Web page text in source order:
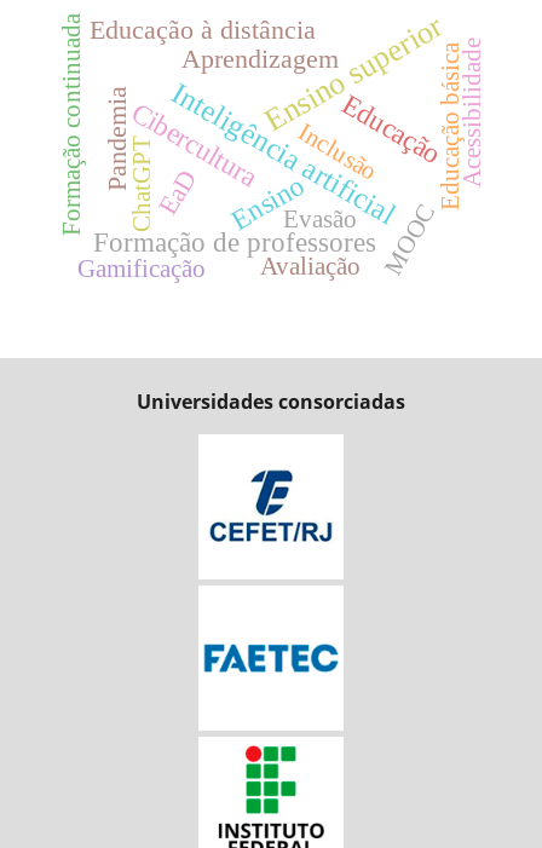
Ensino superior
Inteligência artificial
Educação
Ensino
Cibercultura
Formação de professores
EaD
Pandemia
Aprendizagem
Educação à distância
Educação básica
Inclusão Acessibilidade
Gamificação
Formação continuada
MOOC
Evasão
ChatGPT
Avaliação
Universidades consorciadas